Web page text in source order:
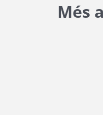
Més